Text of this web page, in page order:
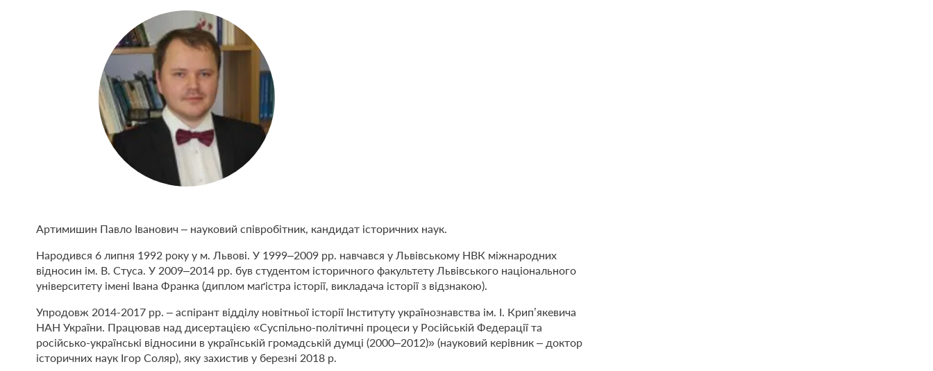
Артимишин Павло Іванович – науковий співробітник, кандидат історичних наук.
Народився 6 липня 1992 року у м. Львові. У 1999–2009 рр. навчався у Львівському НВК міжнародних
відносин ім. В. Стуса. У 2009–2014 рр. був студентом історичного факультету Львівського національного
університету імені Івана Франка (диплом маґістра історії, викладача історії з відзнакою).
Упродовж 2014-2017 рр. – аспірант відділу новітньої історії Інституту українознавства ім. І. Крип’якевича
НАН України. Працював над дисертацією «Суспільно-політичні процеси у Російській Федерації та
російсько-українські відносини в українській громадській думці (2000–2012)» (науковий керівник – доктор
історичних наук Ігор Соляр), яку захистив у березні 2018 р.